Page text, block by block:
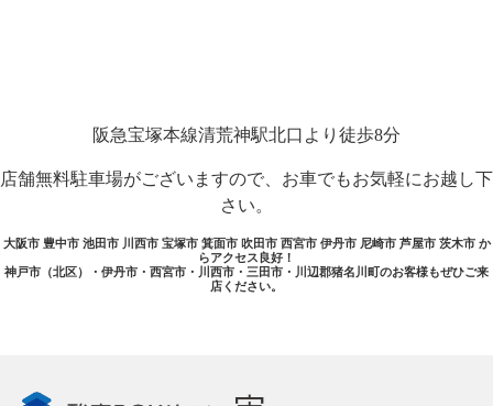
阪急宝塚本線清荒神駅北口より徒歩8分
店舗無料駐車場がございますので、お車でもお気軽にお越し下
さい。
大阪市 豊中市 池田市 川西市 宝塚市 箕面市 吹田市 西宮市 伊丹市 尼崎市 芦屋市 茨木市 か
らアクセス良好！
神戸市（北区）・伊丹市・西宮市・川西市・三田市・川辺郡猪名川町のお客様もぜひご来
店ください。